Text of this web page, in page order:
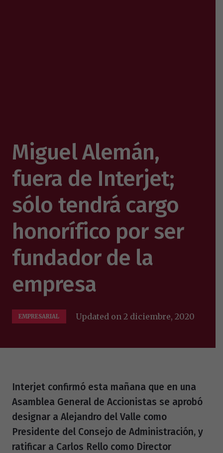
Miguel Alemán,
fuera de Interjet;
sólo tendrá cargo
honorífico por ser
fundador de la
empresa
EMPRESARIAL Updated on2 diciembre, 2020
Interjet confirmó esta mañana que en una
Asamblea General de Accionistas se aprobó
designar a Alejandro del Valle como
Presidente del Consejo de Administración, y
ratificar a Carlos Rello como Director